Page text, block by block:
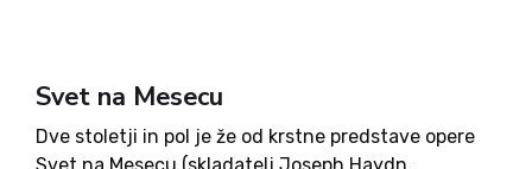
Svet na Mesecu
Dve stoletji in pol je že od krstne predstave opere